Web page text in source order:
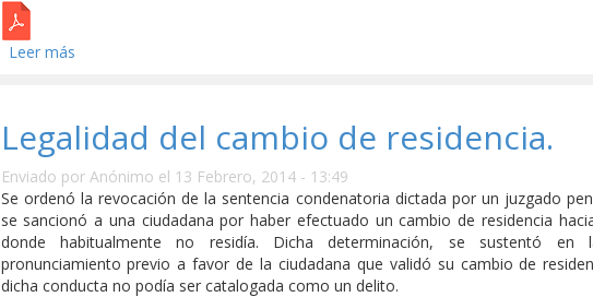
Leer más
Legalidad del cambio de residencia.
Enviado por Anónimo el 13 Febrero, 2014 - 13:49
Se ordenó la revocación de la sentencia condenatoria dictada por un juzgado
se sancionó a una ciudadana por haber efectuado un cambio de residencia
donde habitualmente no residía. Dicha determinación, se sustentó en
pronunciamiento previo a favor de la ciudadana que validó su cambio de
dicha conducta no podía ser catalogada como un delito.